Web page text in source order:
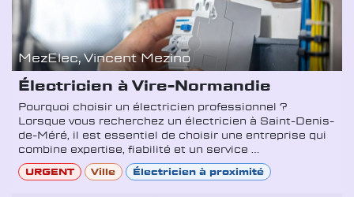
MezElec, Vincent Mezino
Électricien à Vire-Normandie
Pourquoi choisir un électricien professionnel ?
Lorsque vous recherchez un électricien à Saint-Denis-
de-Méré, il est essentiel de choisir une entreprise qui
combine expertise, fiabilité et un service ...
URGENT Ville Électricien à proximité